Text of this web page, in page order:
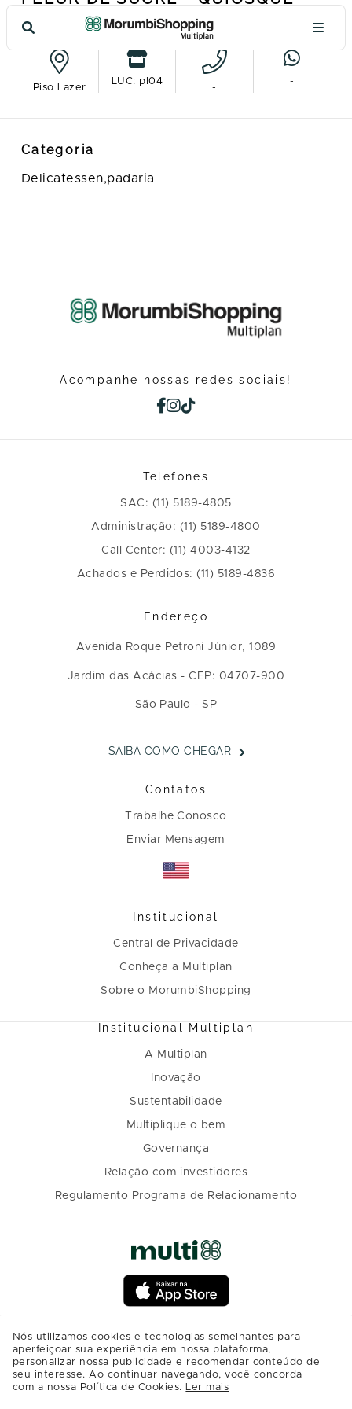
Ver no mapa
Piso Lazer
LUC: pl04
-
-
Categoria
Delicatessen,padaria
Acompanhe nossas redes sociais!
Telefones
SAC: (11) 5189-4805
Administração: (11) 5189-4800
Call Center: (11) 4003-4132
Achados e Perdidos: (11) 5189-4836
Endereço
Avenida Roque Petroni Júnior, 1089
Jardim das Acácias - CEP: 04707-900
São Paulo - SP
SAIBA COMO CHEGAR
Contatos
Trabalhe Conosco
Enviar Mensagem
Institucional
Central de Privacidade
Conheça a Multiplan
Sobre o MorumbiShopping
Institucional Multiplan
A Multiplan
Inovação
Sustentabilidade
Multiplique o bem
Governança
Relação com investidores
Regulamento Programa de Relacionamento
Nós utilizamos cookies e tecnologias semelhantes para
aperfeiçoar sua experiência em nossa plataforma,
personalizar nossa publicidade e recomendar conteúdo de
seu interesse. Ao continuar navegando, você concorda
com a nossa Política de Cookies. Ler mais